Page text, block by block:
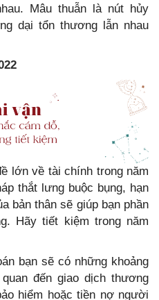
Mâu thuẫn là nút hủy
dại tổn thương lẫn nhau
lớn về tài chính trong năm
thắt lưng buộc bụng, hạn
bản thân sẽ giúp bạn phần
Hãy tiết kiệm trong năm
bạn sẽ có những khoảng
đến giao dịch thương
hiểm hoặc tiền nợ người